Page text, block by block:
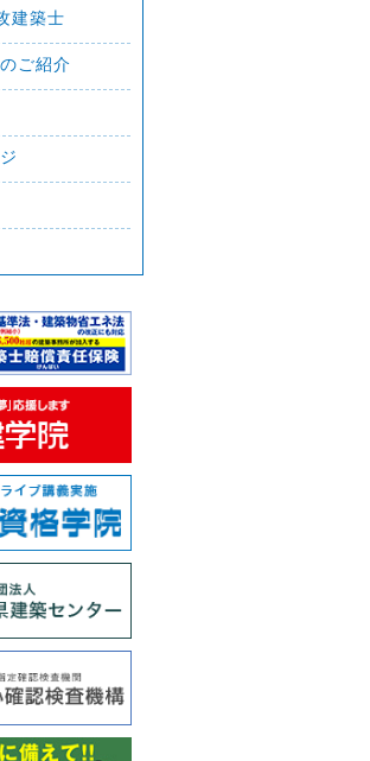
建築士
ご紹介